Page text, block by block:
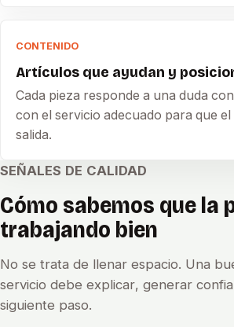
CONTENIDO
Artículos que ayudan y
Cada pieza responde a una duda
con el servicio adecuado para que
salida.
SEÑALES DE CALIDAD
Cómo sabemos que la
trabajando bien
No se trata de llenar espacio. Una
servicio debe explicar, generar
siguiente paso.